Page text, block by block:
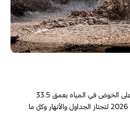
على الخوض في المياه بعمق 33.5
2026 لتجتاز الجداول والأنهار وكلّ ما